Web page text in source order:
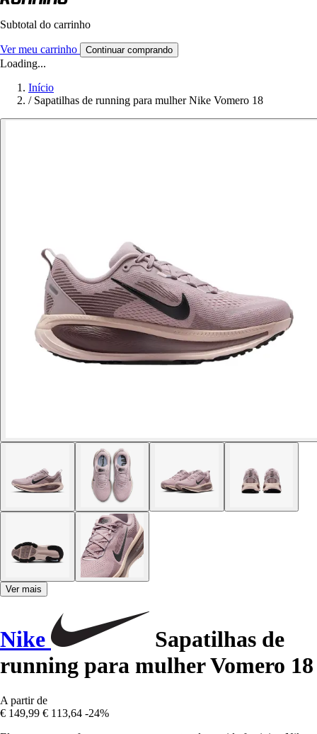
Subtotal do carrinho
Ver meu carrinho Continuar comprando
Loading...
Início
/ Sapatilhas de running para mulher Nike Vomero 18
Ver mais
Nike
Sapatilhas de
running para mulher Vomero 18
A partir de
€ 149,99 € 113,64 -24%